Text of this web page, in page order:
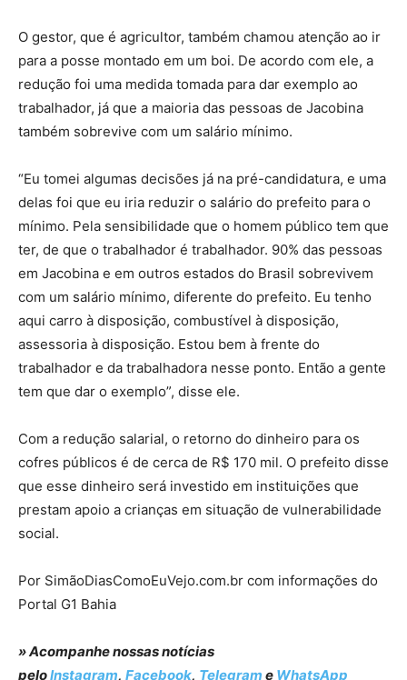
O gestor, que é agricultor, também chamou atenção ao ir
para a posse montado em um boi. De acordo com ele, a
redução foi uma medida tomada para dar exemplo ao
trabalhador, já que a maioria das pessoas de Jacobina
também sobrevive com um salário mínimo.
“Eu tomei algumas decisões já na pré-candidatura, e uma
delas foi que eu iria reduzir o salário do prefeito para o
mínimo. Pela sensibilidade que o homem público tem que
ter, de que o trabalhador é trabalhador. 90% das pessoas
em Jacobina e em outros estados do Brasil sobrevivem
com um salário mínimo, diferente do prefeito. Eu tenho
aqui carro à disposição, combustível à disposição,
assessoria à disposição. Estou bem à frente do
trabalhador e da trabalhadora nesse ponto. Então a gente
tem que dar o exemplo”, disse ele.
Com a redução salarial, o retorno do dinheiro para os
cofres públicos é de cerca de R$ 170 mil. O prefeito disse
que esse dinheiro será investido em instituições que
prestam apoio a crianças em situação de vulnerabilidade
social.
Por SimãoDiasComoEuVejo.com.br com informações do
Portal G1 Bahia
» Acompanhe nossas notícias
peloInstagram, Facebook, Telegram e WhatsApp